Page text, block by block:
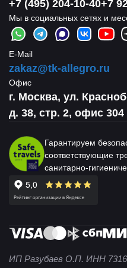
+7 (495) 204-10-40+7
Мы в социальных сетях и
E-Mail
zakaz@tk-allegro.ru
Офис
г. Москва, ул.
д. 38, стр. 2, офис 304
Гарантируем
соответствующие
санитарно-
ИП Разубаев О.П. ИНН